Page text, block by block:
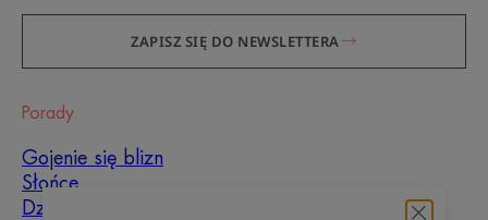
ZAPISZ SIĘ DO NEWSLETTERA
Porady
Gojenie się blizn
Słońce
Dziecko